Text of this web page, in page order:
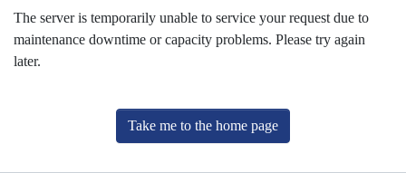
The server is temporarily unable to service your request due to
maintenance downtime or capacity problems. Please try again
later.
Take me to the home page